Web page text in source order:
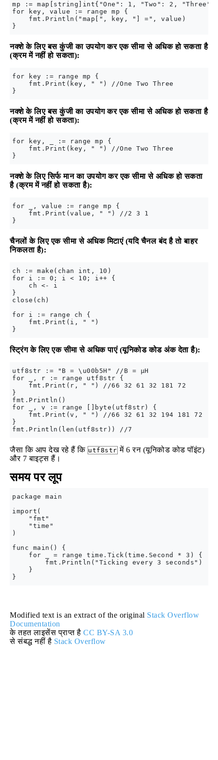
mp := map[string]int{"One": 1, "Two": 2, "Three":
for key, value := range mp {
    fmt.Println("map[", key, "] =", value)
नक्शे के लिए बस कुंजी का उपयोग कर एक सीमा से अधिक हो सकता है
(क्रम में नहीं हो सकता):
for key := range mp {
    fmt.Print(key, " ") //One Two Three
नक्शे के लिए बस कुंजी का उपयोग कर एक सीमा से अधिक हो सकता है
(क्रम में नहीं हो सकता):
for key, _ := range mp {
    fmt.Print(key, " ") //One Two Three
नक्शे के लिए सिर्फ मान का उपयोग कर एक सीमा से अधिक हो सकता
है (क्रम में नहीं हो सकता है):
for _, value := range mp {
    fmt.Print(value, " ") //2 3 1
चैनलों के लिए एक सीमा से अधिक मिटाएं (यदि चैनल बंद है तो बाहर
निकलता है):
ch := make(chan int, 10)
for i := 0; i < 10; i++ {
    ch <- i
}
close(ch)
for i := range ch {
    fmt.Print(i, " ")
स्ट्रिंग के लिए एक सीमा से अधिक पाएं (यूनिकोड कोड अंक देता है):
utf8str := "B = \u00b5H" //B = µH
for _, r := range utf8str {
    fmt.Print(r, " ") //66 32 61 32 181 72
}
fmt.Println()
for _, v := range []byte(utf8str) {
    fmt.Print(v, " ") //66 32 61 32 194 181 72
}
जैसा कि आप देख रहे हैं कि utf8str में 6 रन (यूनिकोड कोड पॉइंट)
और 7 बाइट्स हैं।
समय पर लूप
package main
import(
    "fmt"
    "time"
)
func main() {
    for _ = range time.Tick(time.Second * 3) {
        fmt.Println("Ticking every 3 seconds")
    }
Modified text is an extract of the original Stack Overflow
Documentation
के तहत लाइसेंस प्राप्त है CC BY-SA 3.0
से संबद्ध नहीं है Stack Overflow